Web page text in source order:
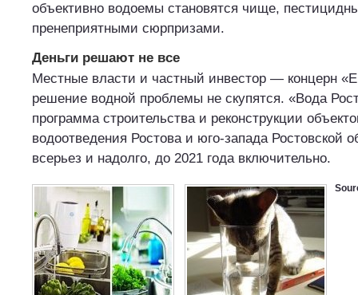
объективно водоемы становятся чище,
пренеприятными сюрпризами.
Деньги решают не все
Местные власти и частный инвестор — концерн
решение водной проблемы не скупятся. «Вода
программа строительства и реконструкции
водоотведения Ростова и юго-запада Ростовской
всерьез и надолго, до 2021 года включительно.